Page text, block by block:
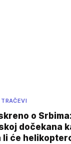
o
dočekana
li će